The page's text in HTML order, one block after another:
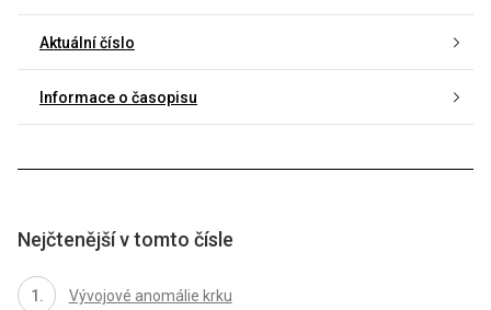
Aktuální číslo
Informace o časopisu
Nejčtenější v tomto čísle
Vývojové anomálie krku